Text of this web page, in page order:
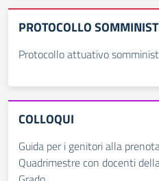
PROTOCOLLO
Protocollo attuativo
COLLOQUI
Guida per i genitori alla
Quadrimestre con docenti